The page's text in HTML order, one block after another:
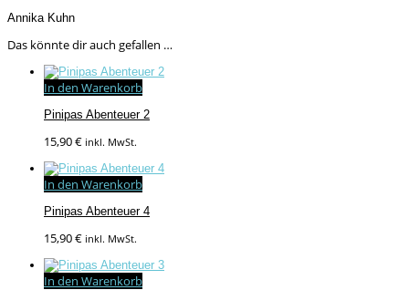
Annika Kuhn
Das könnte dir auch gefallen …
In den Warenkorb
Pinipas Abenteuer 2
15,90€ inkl. MwSt.
In den Warenkorb
Pinipas Abenteuer 4
15,90€ inkl. MwSt.
In den Warenkorb